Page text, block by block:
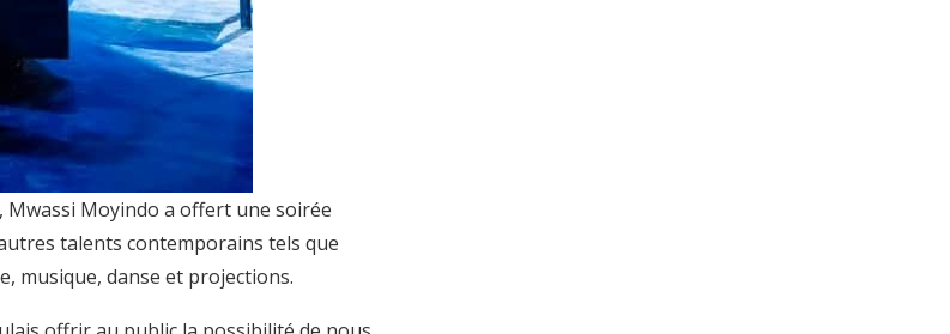
Mwassi Moyindo a offert une soirée
talents contemporains tels que
musique, danse et projections.